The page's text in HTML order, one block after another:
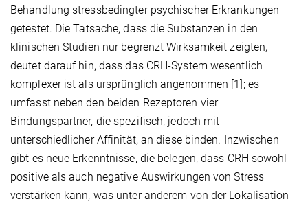
Behandlung stressbedingter psychischer Erkrankungen
getestet. Die Tatsache, dass die Substanzen in den
klinischen Studien nur begrenzt Wirksamkeit zeigten,
deutet darauf hin, dass das CRH-System wesentlich
komplexer ist als ursprünglich angenommen [1]; es
umfasst neben den beiden Rezeptoren vier
Bindungspartner, die spezifisch, jedoch mit
unterschiedlicher Affinität, an diese binden. Inzwischen
gibt es neue Erkenntnisse, die belegen, dass CRH sowohl
positive als auch negative Auswirkungen von Stress
verstärken kann, was unter anderem von der Lokalisation